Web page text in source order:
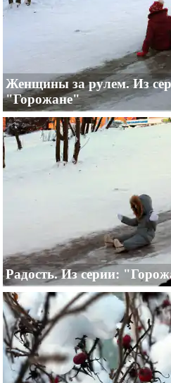
Женщины за рулем. Из
"Горожане"
Радость. Из серии: